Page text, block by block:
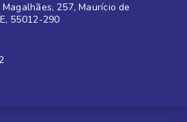
257, Maurício de
55012-290